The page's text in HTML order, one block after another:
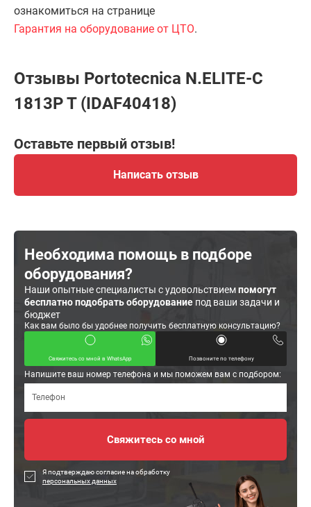
ознакомиться на странице
Гарантия на оборудование от ЦТО.
Отзывы Portotecnica N.ELITE-C
1813P T (IDAF40418)
Оставьте первый отзыв!
Написать отзыв
Необходима помощь в подборе
оборудования?
Наши опытные специалисты с удовольствиемпомогут
бесплатно подобрать оборудование под ваши задачи и
бюджет
Как вам было бы удобнее получить бесплатную консультацию?
Свяжитесь со мной в WhatsApp Позвоните по телефону
Напишите ваш номер телефона и мы поможем вам с подбором:
Я подтверждаю согласие на обработку
персональных данных